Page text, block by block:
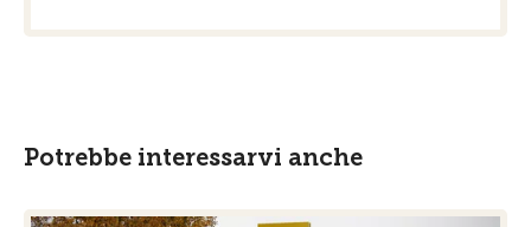
Potrebbe interessarvi anche